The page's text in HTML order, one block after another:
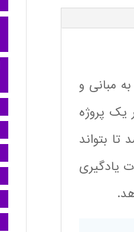
مبانی و
یک پروژه
بتواند
یادگیری